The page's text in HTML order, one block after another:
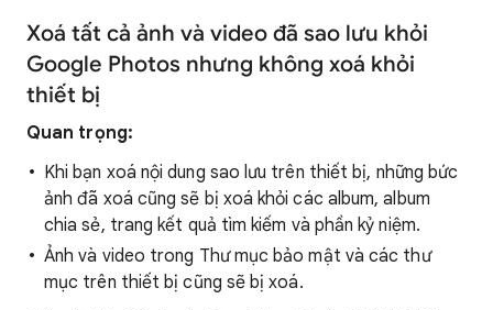
Xoá tất cả ảnh và video đã sao lưu khỏi
Google Photos nhưng không xoá khỏi
thiết bị
Quan trọng:
Khi bạn xoá nội dung sao lưu trên thiết bị, những bức
ảnh đã xoá cũng sẽ bị xoá khỏi các album, album
chia sẻ, trang kết quả tìm kiếm và phần kỷ niệm.
Ảnh và video trong Thư mục bảo mật và các thư
mục trên thiết bị cũng sẽ bị xoá.